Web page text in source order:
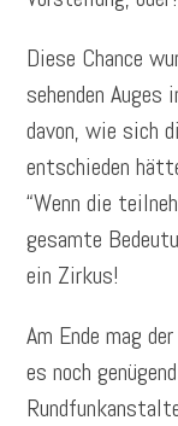
Diese Chance
sehenden
davon, wie sich
entschieden
“Wenn die
gesamte
ein Zirkus!
Am Ende mag
es noch